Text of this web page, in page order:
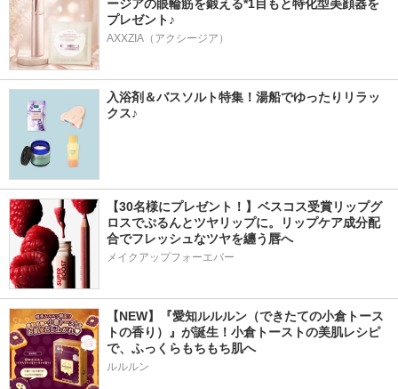
ージアの眼輪筋を鍛える*1目もと特化型美顔器を
プレゼント♪
AXXZIA（アクシージア）
入浴剤＆バスソルト特集！湯船でゆったりリラッ
クス♪
【30名様にプレゼント！】ベスコス受賞リップグ
ロスでぷるんとツヤリップに。リップケア成分配
合でフレッシュなツヤを纏う唇へ
メイクアップフォーエバー
【NEW】『愛知ルルルン（できたての小倉トース
トの香り）』が誕生！小倉トーストの美肌レシピ
で、ふっくらもちもち肌へ
ルルルン